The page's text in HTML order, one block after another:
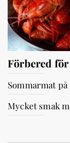
Förbered
Sommarmat
Mycket smak